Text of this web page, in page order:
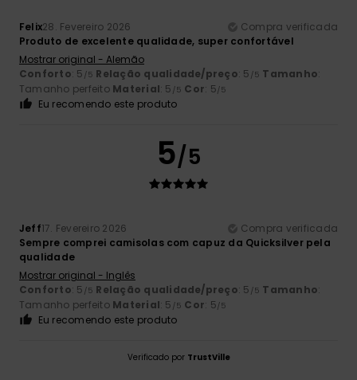
Felix28. Fevereiro 2026
Compra verificada
Produto de excelente qualidade, super confortável
Mostrar original - Alemão
Conforto: 5 /5 Relação qualidade/preço: 5 /5 Tamanho:
Tamanho perfeito Material: 5 /5 Cor: 5/5
Eu recomendo este produto
5/5
Jeff17. Fevereiro 2026
Compra verificada
Sempre comprei camisolas com capuz da Quicksilver pela
qualidade
Mostrar original - Inglês
Conforto: 5 /5 Relação qualidade/preço: 5 /5 Tamanho:
Tamanho perfeito Material: 5 /5 Cor: 5/5
Eu recomendo este produto
Verificado por TrustVille